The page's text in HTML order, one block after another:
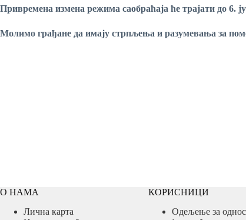
Привремена измена режима саобраћаја ће трајати до 6. ју
Молимо грађане да имају стрпљења и разумевања за
О НАМА
Лична карта
КОРИСНИЦИ
Одељење за